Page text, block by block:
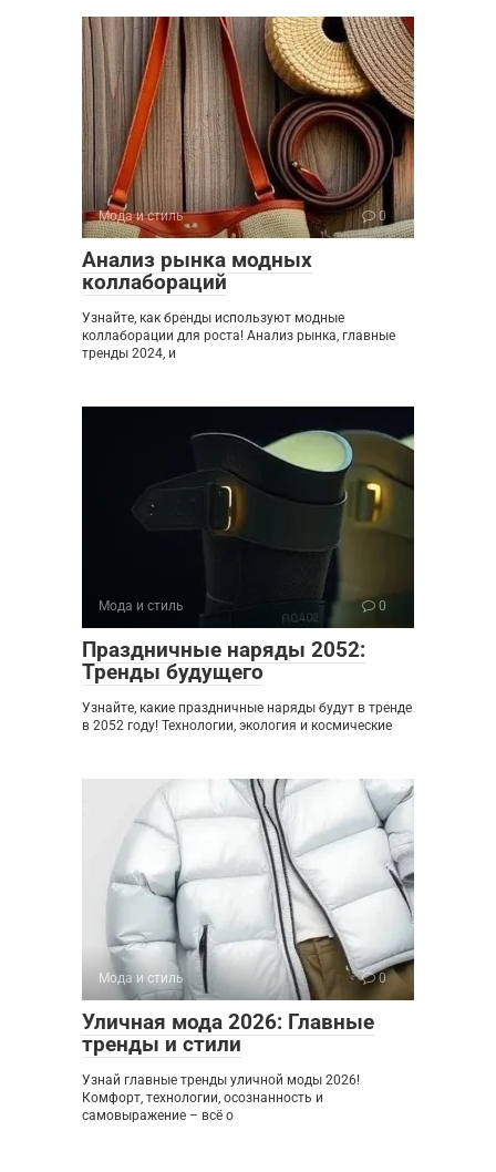
Мода и стиль 0
Анализ рынка модных
коллабораций
Узнайте, как бренды используют модные
коллаборации для роста! Анализ рынка, главные
тренды 2024, и
Мода и стиль 0
Праздничные наряды 2052:
Тренды будущего
Узнайте, какие праздничные наряды будут в тренде
в 2052 году! Технологии, экология и космические
Мода и стиль 0
Уличная мода 2026: Главные
тренды и стили
Узнай главные тренды уличной моды 2026!
Комфорт, технологии, осознанность и
самовыражение – всё о